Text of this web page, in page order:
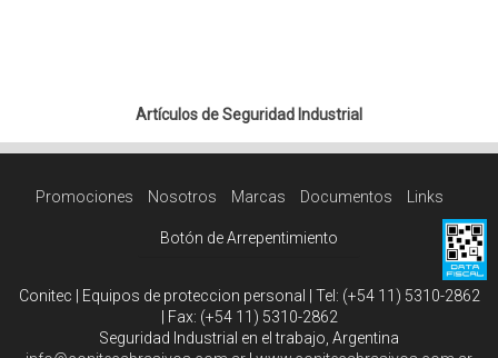
Artículos de Seguridad Industrial
Promociones Nosotros Marcas Documentos Links
Botón de Arrepentimiento
Conitec | Equipos de proteccion personal | Tel: (+54 11) 5310-2862
| Fax: (+54 11) 5310-2862
Seguridad Industrial en el trabajo, Argentina